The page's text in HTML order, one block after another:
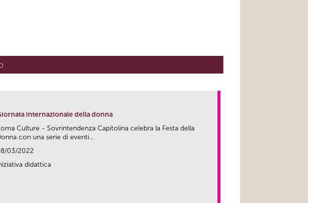
internazionale della donna
Culture - Sovrintendenza Capitolina celebra la Festa della
con una serie di eventi...
03/2022
didattica